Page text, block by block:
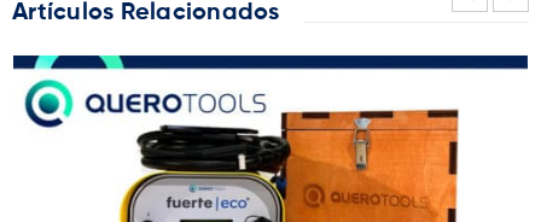
Artículos Relacionados